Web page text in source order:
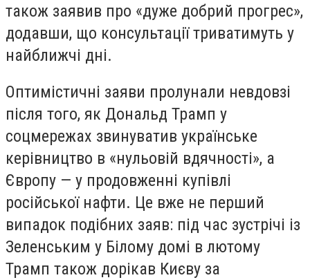
також заявив про «дуже добрий прогрес»,
додавши, що консультації триватимуть у
найближчі дні.
Оптимістичні заяви пролунали невдовзі
після того, як Дональд Трамп у
соцмережах звинуватив українське
керівництво в «нульовій вдячності», а
Європу — у продовженні купівлі
російської нафти. Це вже не перший
випадок подібних заяв: під час зустрічі із
Зеленським у Білому домі в лютому
Трамп також дорікав Києву за